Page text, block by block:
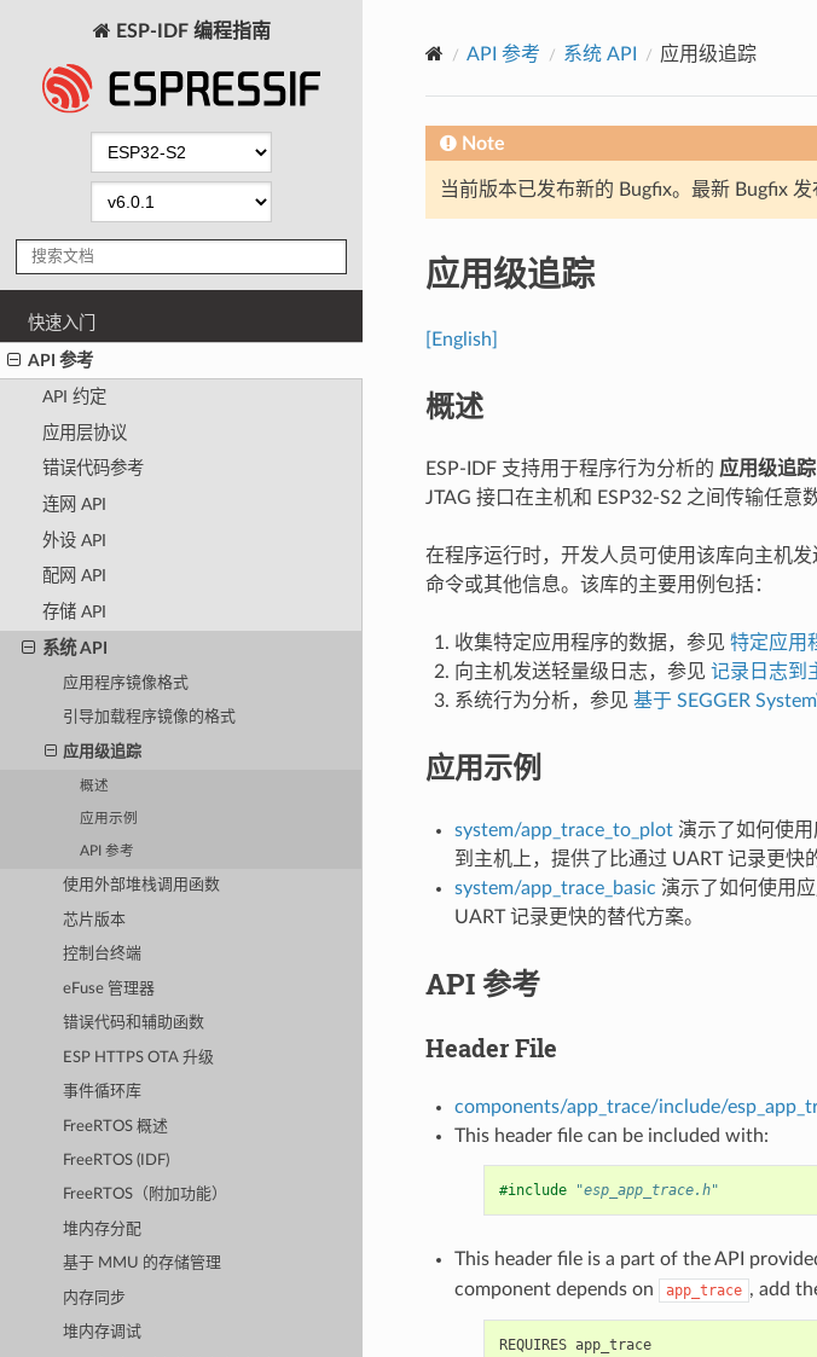
ESP-IDF 编程指南
快速入门
API 参考
API 约定
应用层协议
错误代码参考
连网 API
外设 API
配网 API
存储 API
系统 API
应用程序镜像格式
引导加载程序镜像的格式
应用级追踪
概述
应用示例
API 参考
使用外部堆栈调用函数
芯片版本
控制台终端
eFuse 管理器
错误代码和辅助函数
ESP HTTPS OTA 升级
事件循环库
FreeRTOS 概述
FreeRTOS (IDF)
FreeRTOS（附加功能）
堆内存分配
基于 MMU 的存储管理
内存同步
堆内存调试
API 参考 系统 API 应用级追踪
Note
当前版本已发布新的 Bugfix。最新 Bugfix 发
应用级追踪
[English]
概述
ESP-IDF 支持用于程序行为分析的 应用级追踪
JTAG 接口在主机和 ESP32-S2 之间传输任意
在程序运行时，开发人员可使用该库向主机
命令或其他信息。该库的主要用例包括：
收集特定应用程序的数据，参见 特定应用
向主机发送轻量级日志，参见 记录日志到
系统行为分析，参见 基于 SEGGER
应用示例
system/app_trace_to_plot演示了如何使用
到主机上，提供了比通过 UART 记录更快
system/app_trace_basic 演示了如何使用
UART 记录更快的替代方案。
API 参考
Header File
components/app_trace/include/
This header file can be included with:
#include "esp_app_trace.h"
This header file is a part of the API
component depends on
app_trace , add
REQUIRES app_trace